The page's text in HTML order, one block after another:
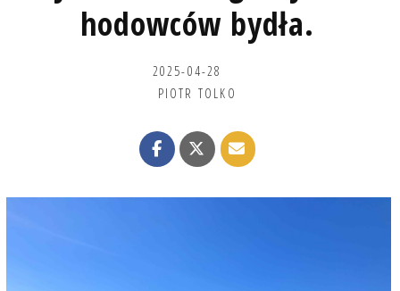
hodowców bydła.
2025-04-28
PIOTR TOLKO